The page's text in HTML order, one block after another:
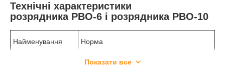
Технічні характеристики
розрядника РВО-6 і розрядника РВО-10
Найменування
параметрів
Норма
Тип розрядника
Показати все